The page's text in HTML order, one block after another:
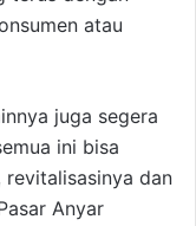
atau
juga segera
ini bisa
revitalisasinya dan
Anyar